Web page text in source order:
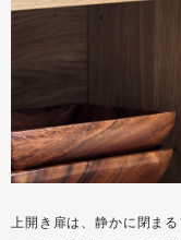
上開き扉は、静かに閉ま